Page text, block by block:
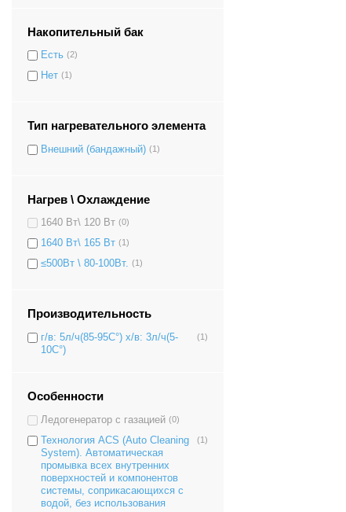
Накопительный бак
Есть (2)
Нет (1)
Тип нагревательного элемента
Внешний (бандажный) (1)
Нагрев \ Охлаждение
1640 Вт\ 120 Вт (0)
1640 Вт\ 165 Вт (1)
≤500Вт \ 80-100Вт. (1)
Производительность
г/в: 5л/ч(85-95C°) х/в: 3л/ч(5-
10C°)
(1)
Особенности
Ледогенератор с газацией (0)
Технология ACS (Auto Cleaning
System). Автоматическая
промывка всех внутренних
поверхностей и компонентов
системы, соприкасающихся с
водой, без использования
(1)